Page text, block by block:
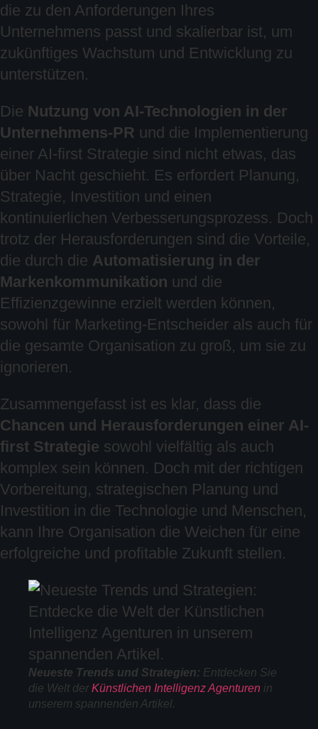
die zu den Anforderungen Ihres
Unternehmens passt und skalierbar ist, um
zukünftiges Wachstum und Entwicklung zu
unterstützen.
Die Nutzung von AI-Technologien in der
Unternehmens-PR und die Implementierung
einer AI-first Strategie sind nicht etwas, das
über Nacht geschieht. Es erfordert Planung,
Strategie, Investition und einen
kontinuierlichen Verbesserungsprozess. Doch
trotz der Herausforderungen sind die Vorteile,
die durch die Automatisierung in der
Markenkommunikation und die
Effizienzgewinne erzielt werden können,
sowohl für Marketing-Entscheider als auch für
die gesamte Organisation zu groß, um sie zu
ignorieren.
Zusammengefasst ist es klar, dass die
Chancen und Herausforderungen einer AI-
first Strategie sowohl vielfältig als auch
komplex sein können. Doch mit der richtigen
Vorbereitung, strategischen Planung und
Investition in die Technologie und Menschen,
kann Ihre Organisation die Weichen für eine
erfolgreiche und profitable Zukunft stellen.
Neueste Trends und Strategien: Entdecken Sie
die Welt derKünstlichen Intelligenz Agenturen in
unserem spannenden Artikel.